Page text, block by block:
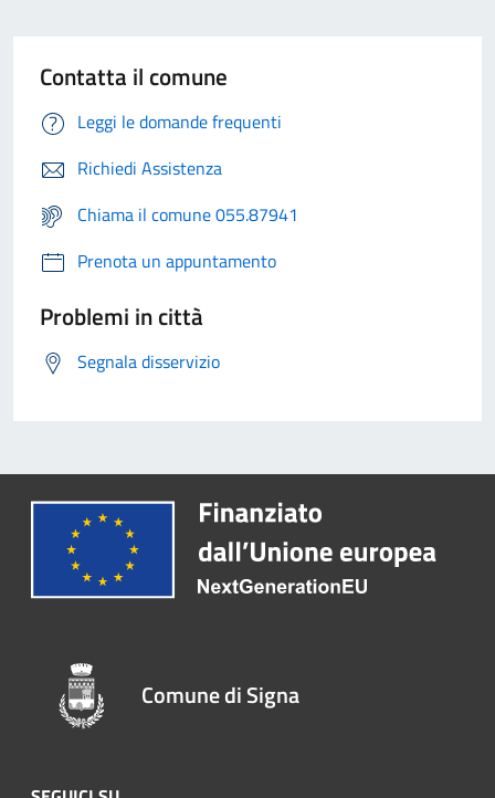
Contatta il comune
Leggi le domande frequenti
Richiedi Assistenza
Chiama il comune 055.87941
Prenota un appuntamento
Problemi in città
Segnala disservizio
Comune di Signa